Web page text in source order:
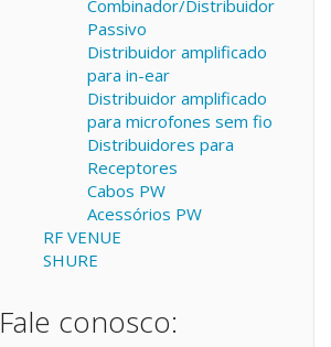
Combinador/Distribuidor
Passivo
Distribuidor amplificado
para in-ear
Distribuidor amplificado
para microfones sem fio
Distribuidores para
Receptores
Cabos PW
Acessórios PW
RF VENUE
SHURE
Fale conosco: